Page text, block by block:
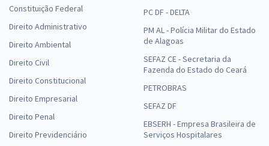
Constituição Federal
Direito Administrativo
Direito Ambiental
Direito Civil
Direito Constitucional
Direito Empresarial
Direito Penal
Direito Previdenciário
PC DF - DELTA
PM AL - Polícia Militar do Estado
de Alagoas
SEFAZ CE - Secretaria da
Fazenda do Estado do Ceará
PETROBRAS
SEFAZ DF
EBSERH - Empresa Brasileira de
Serviços Hospitalares